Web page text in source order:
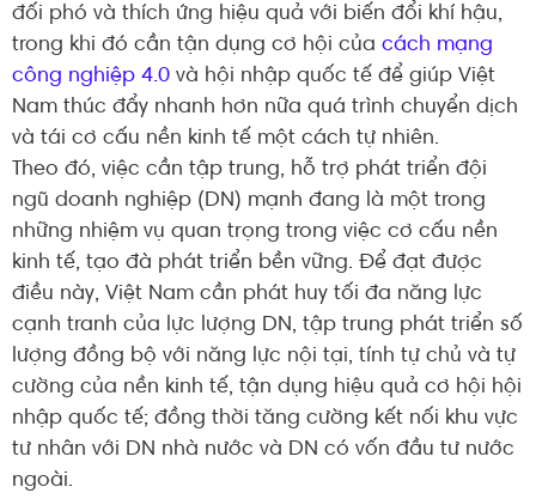
đối phó và thích ứng hiệu quả với biến đổi khí hậu,
trong khi đó cần tận dụng cơ hội của cách mạng
công nghiệp 4.0 và hội nhập quốc tế để giúp Việt
Nam thúc đẩy nhanh hơn nữa quá trình chuyển dịch
và tái cơ cấu nền kinh tế một cách tự nhiên.
Theo đó, việc cần tập trung, hỗ trợ phát triển đội
ngũ doanh nghiệp (DN) mạnh đang là một trong
những nhiệm vụ quan trọng trong việc cơ cấu nền
kinh tế, tạo đà phát triển bền vững. Để đạt được
điều này, Việt Nam cần phát huy tối đa năng lực
cạnh tranh của lực lượng DN, tập trung phát triển số
lượng đồng bộ với năng lực nội tại, tính tự chủ và tự
cường của nền kinh tế, tận dụng hiệu quả cơ hội hội
nhập quốc tế; đồng thời tăng cường kết nối khu vực
tư nhân với DN nhà nước và DN có vốn đầu tư nước
ngoài.